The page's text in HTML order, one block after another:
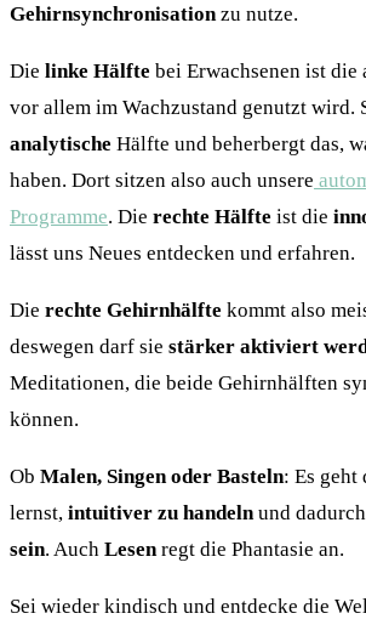
Gehirnsynchronisation zu nutze.
Die linke Hälfte bei Erwachsenen ist die
vor allem im Wachzustand genutzt wird.
analytische Hälfte und beherbergt das,
haben. Dort sitzen also auch unsere
Programme. Die rechte Hälfte ist die
lässt uns Neues entdecken und erfahren.
Die rechte Gehirnhälfte kommt also
deswegen darf sie stärker aktiviert
Meditationen, die beide Gehirnhälften
können.
Ob Malen, Singen oder Basteln: Es geht
lernst, intuitiver zu handeln und dadurch
sein. Auch Lesen regt die Phantasie an.
Sei wieder kindisch und entdecke die